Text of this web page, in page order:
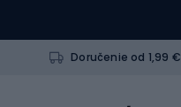
Doručenie od 1,99 €